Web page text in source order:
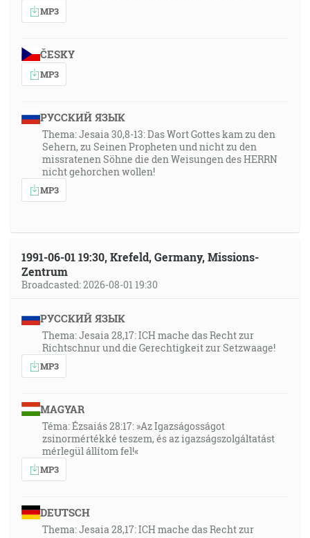
MP3
ČESKY
MP3
РУССКИЙ ЯЗЫК
Thema: Jesaia 30,8-13: Das Wort Gottes kam zu den
Sehern, zu Seinen Propheten und nicht zu den
missratenen Söhne die den Weisungen des HERRN
nicht gehorchen wollen!
MP3
1991-06-01 19:30, Krefeld, Germany, Missions-
Zentrum
Broadcasted: 2026-08-01 19:30
РУССКИЙ ЯЗЫК
Thema: Jesaia 28,17: ICH mache das Recht zur
Richtschnur und die Gerechtigkeit zur Setzwaage!
MP3
MAGYAR
Téma: Ézsaiás 28:17: »Az Igazságosságot
zsinormértékké teszem, és az igazságszolgáltatást
mérlegül állítom fel!«
MP3
DEUTSCH
Thema: Jesaia 28,17: ICH mache das Recht zur